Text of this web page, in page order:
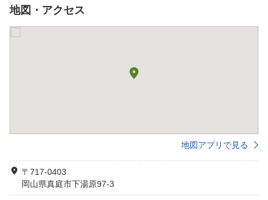
地図・アクセス
地図アプリで見る
〒717-0403
岡山県真庭市下湯原97-3